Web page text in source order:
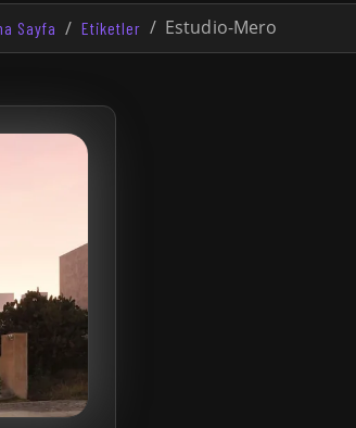
Sayfa Etiketler Estudio-Mero